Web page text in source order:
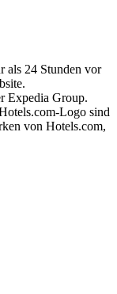
als 24 Stunden vor
Expedia Group.
Logo sind
von Hotels.com,